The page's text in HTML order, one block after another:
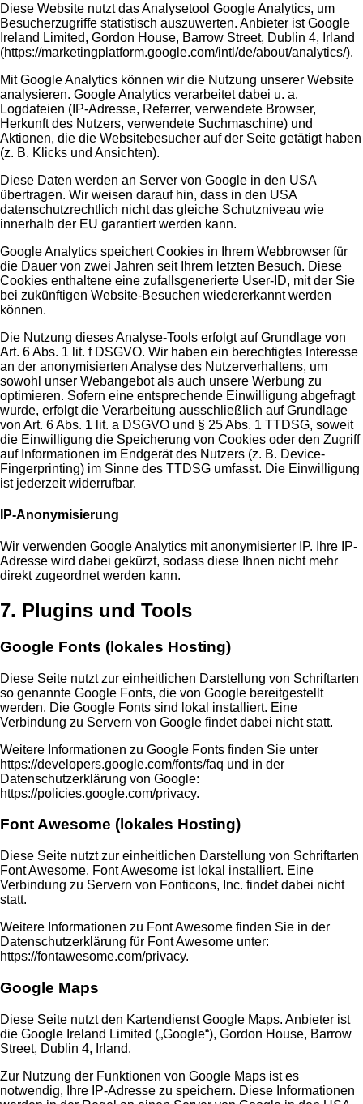
Diese Website nutzt das Analysetool Google Analytics, um
Besucherzugriffe statistisch auszuwerten. Anbieter ist Google
Ireland Limited, Gordon House, Barrow Street, Dublin 4, Irland
(https://marketingplatform.google.com/intl/de/about/analytics/).
Mit Google Analytics können wir die Nutzung unserer Website
analysieren. Google Analytics verarbeitet dabei u. a.
Logdateien (IP-Adresse, Referrer, verwendete Browser,
Herkunft des Nutzers, verwendete Suchmaschine) und
Aktionen, die die Websitebesucher auf der Seite getätigt haben
(z. B. Klicks und Ansichten).
Diese Daten werden an Server von Google in den USA
übertragen. Wir weisen darauf hin, dass in den USA
datenschutzrechtlich nicht das gleiche Schutzniveau wie
innerhalb der EU garantiert werden kann.
Google Analytics speichert Cookies in Ihrem Webbrowser für
die Dauer von zwei Jahren seit Ihrem letzten Besuch. Diese
Cookies enthaltene eine zufallsgenerierte User-ID, mit der Sie
bei zukünftigen Website-Besuchen wiedererkannt werden
können.
Die Nutzung dieses Analyse-Tools erfolgt auf Grundlage von
Art. 6 Abs. 1 lit. f DSGVO. Wir haben ein berechtigtes Interesse
an der anonymisierten Analyse des Nutzerverhaltens, um
sowohl unser Webangebot als auch unsere Werbung zu
optimieren. Sofern eine entsprechende Einwilligung abgefragt
wurde, erfolgt die Verarbeitung ausschließlich auf Grundlage
von Art. 6 Abs. 1 lit. a DSGVO und § 25 Abs. 1 TTDSG, soweit
die Einwilligung die Speicherung von Cookies oder den Zugriff
auf Informationen im Endgerät des Nutzers (z. B. Device-
Fingerprinting) im Sinne des TTDSG umfasst. Die Einwilligung
ist jederzeit widerrufbar.
IP-Anonymisierung
Wir verwenden Google Analytics mit anonymisierter IP. Ihre IP-
Adresse wird dabei gekürzt, sodass diese Ihnen nicht mehr
direkt zugeordnet werden kann.
7. Plugins und Tools
Google Fonts (lokales Hosting)
Diese Seite nutzt zur einheitlichen Darstellung von Schriftarten
so genannte Google Fonts, die von Google bereitgestellt
werden. Die Google Fonts sind lokal installiert. Eine
Verbindung zu Servern von Google findet dabei nicht statt.
Weitere Informationen zu Google Fonts finden Sie unter
https://developers.google.com/fonts/faq und in der
Datenschutzerklärung von Google:
https://policies.google.com/privacy.
Font Awesome (lokales Hosting)
Diese Seite nutzt zur einheitlichen Darstellung von Schriftarten
Font Awesome. Font Awesome ist lokal installiert. Eine
Verbindung zu Servern von Fonticons, Inc. findet dabei nicht
statt.
Weitere Informationen zu Font Awesome finden Sie in der
Datenschutzerklärung für Font Awesome unter:
https://fontawesome.com/privacy.
Google Maps
Diese Seite nutzt den Kartendienst Google Maps. Anbieter ist
die Google Ireland Limited („Google“), Gordon House, Barrow
Street, Dublin 4, Irland.
Zur Nutzung der Funktionen von Google Maps ist es
notwendig, Ihre IP-Adresse zu speichern. Diese Informationen